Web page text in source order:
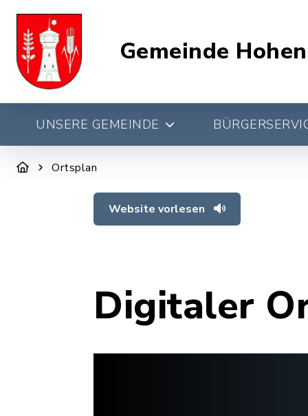
Gemeinde
UNSERE GEMEINDE
Ortsplan
Website vorlesen
Digitaler